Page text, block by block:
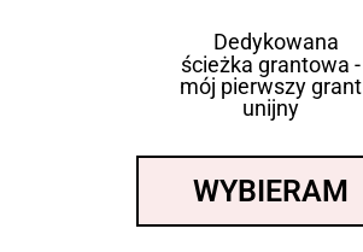
Dedykowana
ścieżka grantowa -
mój pierwszy grant
unijny
WYBIERAM